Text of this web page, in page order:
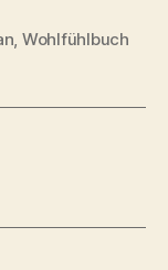
Wohlfühlbuch